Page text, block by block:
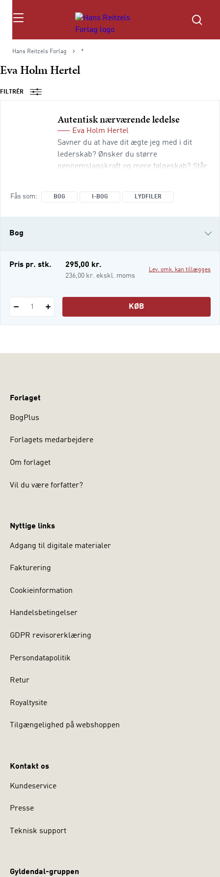
Søg
Hans Reitzels Forlag *
Eva Holm Hertel
FILTRÉR
Autentisk nærværende ledelse
Eva Holm Hertel
Savner du at have dit ægte jeg med i dit
lederskab? Ønsker du større
gennemslagskraft og mere følgeskab? Står
Fås som BOG I-BOG LYDFILER
Bog
i-bog
Pris pr. stk. 295,00 kr.
236,00 kr. ekskl. moms
Lev. omk. kan tillægges
1 KØB
Forlaget
BogPlus
Forlagets medarbejdere
Om forlaget
Vil du være forfatter?
Nyttige links
Adgang til digitale materialer
Fakturering
Cookieinformation
Handelsbetingelser
GDPR revisorerklæring
Persondatapolitik
Retur
Royaltysite
Tilgængelighed på webshoppen
Kontakt os
Kundeservice
Presse
Teknisk support
Gyldendal-gruppen